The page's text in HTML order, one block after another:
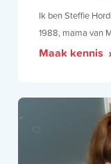
Ik ben Steffie
1988, mama van
Maak kennis